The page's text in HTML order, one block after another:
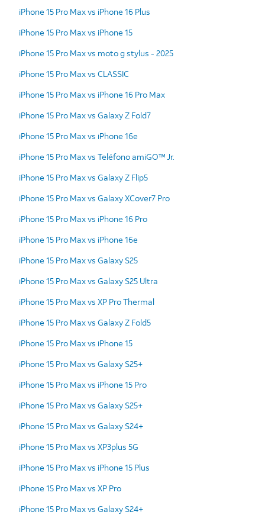
iPhone 15 Pro Max vs iPhone 16 Plus
iPhone 15 Pro Max vs iPhone 15
iPhone 15 Pro Max vs moto g stylus - 2025
iPhone 15 Pro Max vs CLASSIC
iPhone 15 Pro Max vs iPhone 16 Pro Max
iPhone 15 Pro Max vs Galaxy Z Fold7
iPhone 15 Pro Max vs iPhone 16e
iPhone 15 Pro Max vs Teléfono amiGO™ Jr.
iPhone 15 Pro Max vs Galaxy Z Flip5
iPhone 15 Pro Max vs Galaxy XCover7 Pro
iPhone 15 Pro Max vs iPhone 16 Pro
iPhone 15 Pro Max vs iPhone 16e
iPhone 15 Pro Max vs Galaxy S25
iPhone 15 Pro Max vs Galaxy S25 Ultra
iPhone 15 Pro Max vs XP Pro Thermal
iPhone 15 Pro Max vs Galaxy Z Fold5
iPhone 15 Pro Max vs iPhone 15
iPhone 15 Pro Max vs Galaxy S25+
iPhone 15 Pro Max vs iPhone 15 Pro
iPhone 15 Pro Max vs Galaxy S25+
iPhone 15 Pro Max vs Galaxy S24+
iPhone 15 Pro Max vs XP3plus 5G
iPhone 15 Pro Max vs iPhone 15 Plus
iPhone 15 Pro Max vs XP Pro
iPhone 15 Pro Max vs Galaxy S24+